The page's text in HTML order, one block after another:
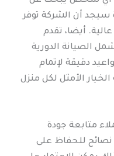
أن الشركة توفر
أيضا، تقدم
الصيانة الدورية
دقيقة لإتمام
الأمثل لكل منزل
متابعة جودة
نصائح للحفاظ على